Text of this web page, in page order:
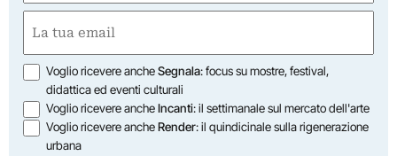
First
(Required)
Opzioni
Voglio ricevere ancheSegnala: focus su mostre, festival,
didattica ed eventi culturali
Voglio ricevere ancheIncanti: il settimanale sul mercato dell'arte
Voglio ricevere ancheRender: il quindicinale sulla rigenerazione
urbana